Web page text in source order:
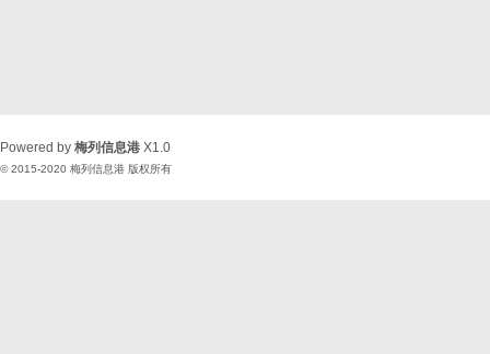
Powered by 梅列信息港 X1.0
© 2015-2020 梅列信息港 版权所有